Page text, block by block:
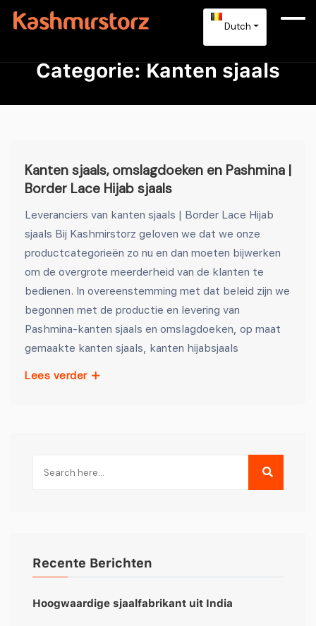
Dutch
Categorie: Kanten sjaals
Kanten sjaals, omslagdoeken en Pashmina |
Border Lace Hijab sjaals
Leveranciers van kanten sjaals | Border Lace Hijab
sjaals Bij Kashmirstorz geloven we dat we onze
productcategorieën zo nu en dan moeten bijwerken
om de overgrote meerderheid van de klanten te
bedienen. In overeenstemming met dat beleid zijn we
begonnen met de productie en levering van
Pashmina-kanten sjaals en omslagdoeken, op maat
gemaakte kanten sjaals, kanten hijabsjaals
Lees verder
Recente Berichten
Hoogwaardige sjaalfabrikant uit India